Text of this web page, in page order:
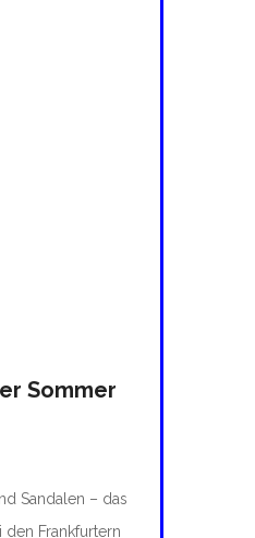
Sommer
Sandalen – das
Frankfurtern